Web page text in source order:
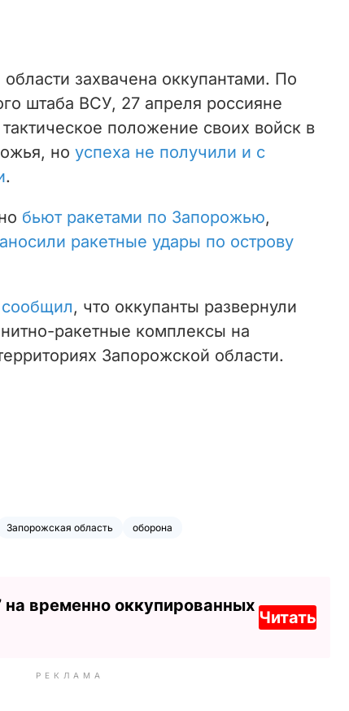
захвачена оккупантами. По
штаба ВСУ, 27 апреля россияне
положение своих войск в
но успеха не получили и с
.
бьют ракетами по Запорожью,
ракетные удары по острову
сообщил, что оккупанты развернули
ракетные комплексы на
Запорожской области.
Запорожская область
оборона
временно оккупированных
Читать
РЕКЛАМА